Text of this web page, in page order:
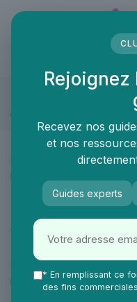
Novembre
Bien-être employés •
06/
Comment rebondir après un
Les enjeux d’actuel RH pour
Rejoignez
Recevez nos
et nos
Guides experts
* En remplissant ce
des fins
Panneau de gestion des